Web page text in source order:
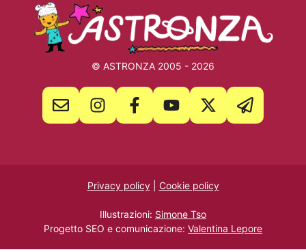
© ASTRONZA 2005 - 2026
Privacy policy| Cookie policy
Illustrazioni: Simone Tso
Progetto SEO e comunicazione: Valentina Lepore